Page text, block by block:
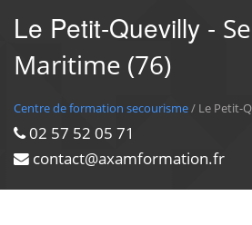
Le Petit-Quevilly -
Maritime (76)
Centre de formation secourisme/ Le Petit-
02 57 52 05 71
contact@axamformation.fr